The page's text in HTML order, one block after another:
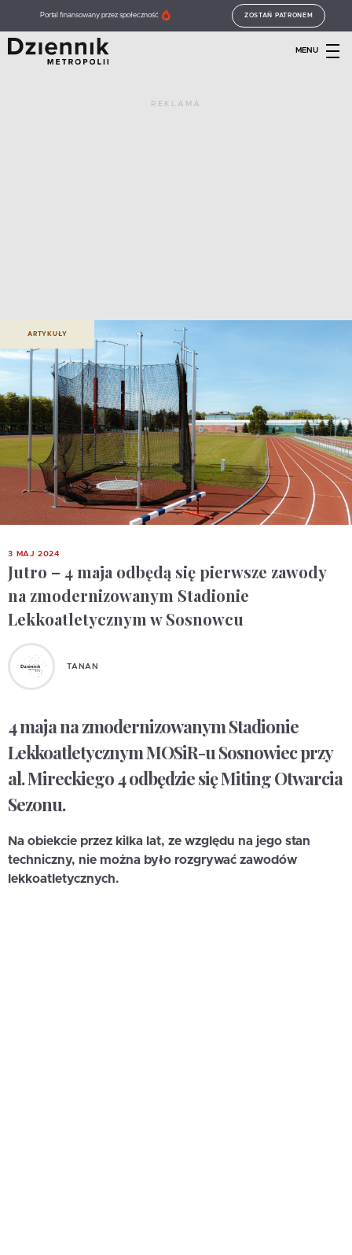
Portal finansowany przez społeczność ZOSTAŃ PATRONEM
MENU
REKLAMA
ARTYKUŁY
3 MAJ 2024
Jutro – 4 maja odbędą się pierwsze zawody
na zmodernizowanym Stadionie
Lekkoatletycznym w Sosnowcu
TANAN
4 maja na zmodernizowanym Stadionie
Lekkoatletycznym MOSiR-u Sosnowiec przy
al. Mireckiego 4 odbędzie się Miting Otwarcia
Sezonu.
Na obiekcie przez kilka lat, ze względu na jego stan
techniczny, nie można było rozgrywać zawodów
lekkoatletycznych.